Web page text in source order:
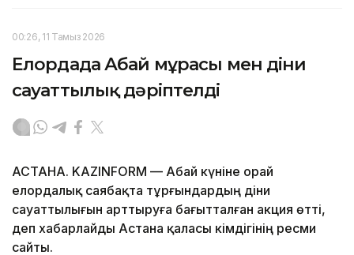
00:26, 11 Тамыз 2026
Елордада Абай мұрасы мен діни
сауаттылық дәріптелді
АСТАНА. KAZINFORM — Абай күніне орай
елордалық саябақта тұрғындардың діни
сауаттылығын арттыруға бағытталған акция өтті,
деп хабарлайды Астана қаласы әкімдігінің ресми
сайты.